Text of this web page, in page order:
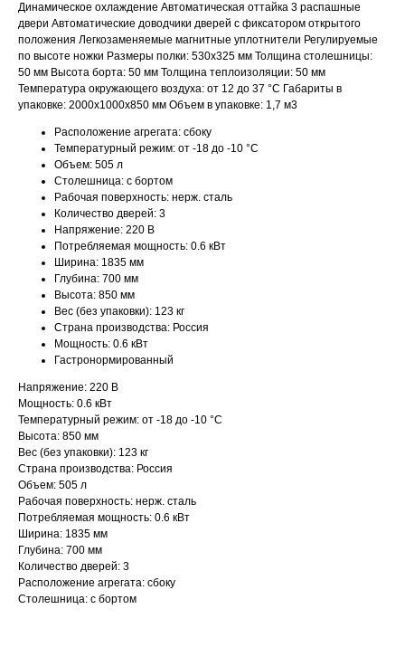
Динамическое охлаждение Автоматическая оттайка 3 распашные
двери Автоматические доводчики дверей с фиксатором открытого
положения Легкозаменяемые магнитные уплотнители Регулируемые
по высоте ножки Размеры полки: 530х325 мм Толщина столешницы:
50 мм Высота борта: 50 мм Толщина теплоизоляции: 50 мм
Температура окружающего воздуха: от 12 до 37 °C Габариты в
упаковке: 2000х1000х850 мм Объем в упаковке: 1,7 м3
Расположение агрегата: сбоку
Температурный режим: от -18 до -10 °С
Объем: 505 л
Столешница: с бортом
Рабочая поверхность: нерж. сталь
Количество дверей: 3
Напряжение: 220 В
Потребляемая мощность: 0.6 кВт
Ширина: 1835 мм
Глубина: 700 мм
Высота: 850 мм
Вес (без упаковки): 123 кг
Страна производства: Россия
Мощность: 0.6 кВт
Гастронормированный
Напряжение: 220 В
Мощность: 0.6 кВт
Температурный режим: от -18 до -10 °С
Высота: 850 мм
Вес (без упаковки): 123 кг
Страна производства: Россия
Объем: 505 л
Рабочая поверхность: нерж. сталь
Потребляемая мощность: 0.6 кВт
Ширина: 1835 мм
Глубина: 700 мм
Количество дверей: 3
Расположение агрегата: сбоку
Столешница: с бортом